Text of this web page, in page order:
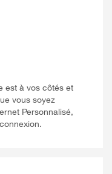
est à vos côtés et
vous soyez
Personnalisé,